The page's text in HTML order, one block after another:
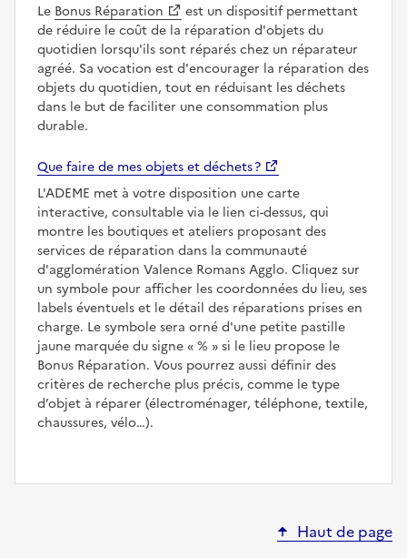
Le Bonus Réparation
est un dispositif permettant
de réduire le coût de la réparation d'objets du
quotidien lorsqu'ils sont réparés chez un réparateur
agréé. Sa vocation est d'encourager la réparation des
objets du quotidien, tout en réduisant les déchets
dans le but de faciliter une consommation plus
durable.
Que faire de mes objets et déchets ?
L'ADEME met à votre disposition une carte
interactive, consultable via le lien ci-dessus, qui
montre les boutiques et ateliers proposant des
services de réparation dans la communauté
d'agglomération Valence Romans Agglo. Cliquez sur
un symbole pour afficher les coordonnées du lieu, ses
labels éventuels et le détail des réparations prises en
charge. Le symbole sera orné d'une petite pastille
jaune marquée du signe
%
si le lieu propose le
Bonus Réparation. Vous pourrez aussi définir des
critères de recherche plus précis, comme le type
d’objet à réparer (électroménager, téléphone, textile,
chaussures, vélo…).
Haut de page